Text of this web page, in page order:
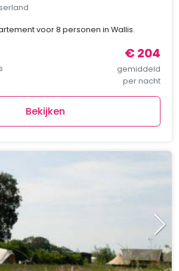
voor 8 personen in Wallis.
€ 204
gemiddeld
per nacht
Bekijken